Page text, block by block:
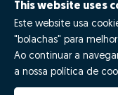
This website uses
Este website usa
"bolachas" para
Ao continuar a
a nossa política de